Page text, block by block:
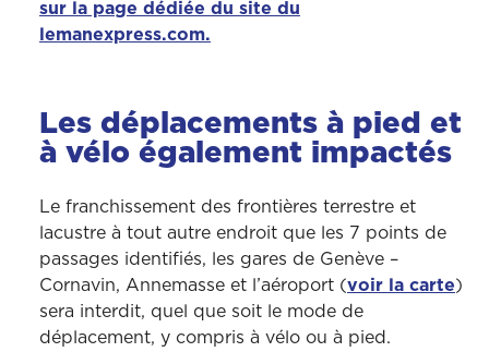
sur la page dédiée du site du
lemanexpress.com.
Les déplacements à pied et
à vélo également impactés
Le franchissement des frontières terrestre et
lacustre à tout autre endroit que les 7 points de
passages identifiés, les gares de Genève –
Cornavin, Annemasse et l’aéroport (voir la carte)
sera interdit, quel que soit le mode de
déplacement, y compris à vélo ou à pied.